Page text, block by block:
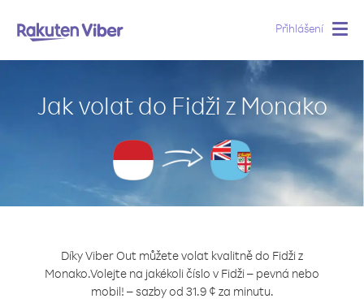
Přihlášení
Jak volat do Fidži z Monako
Díky Viber Out můžete volat kvalitně do Fidži z
Monako.Volejte na jakékoli číslo v Fidži – pevná nebo
mobil! – sazby od 31.9 ¢ za minutu.